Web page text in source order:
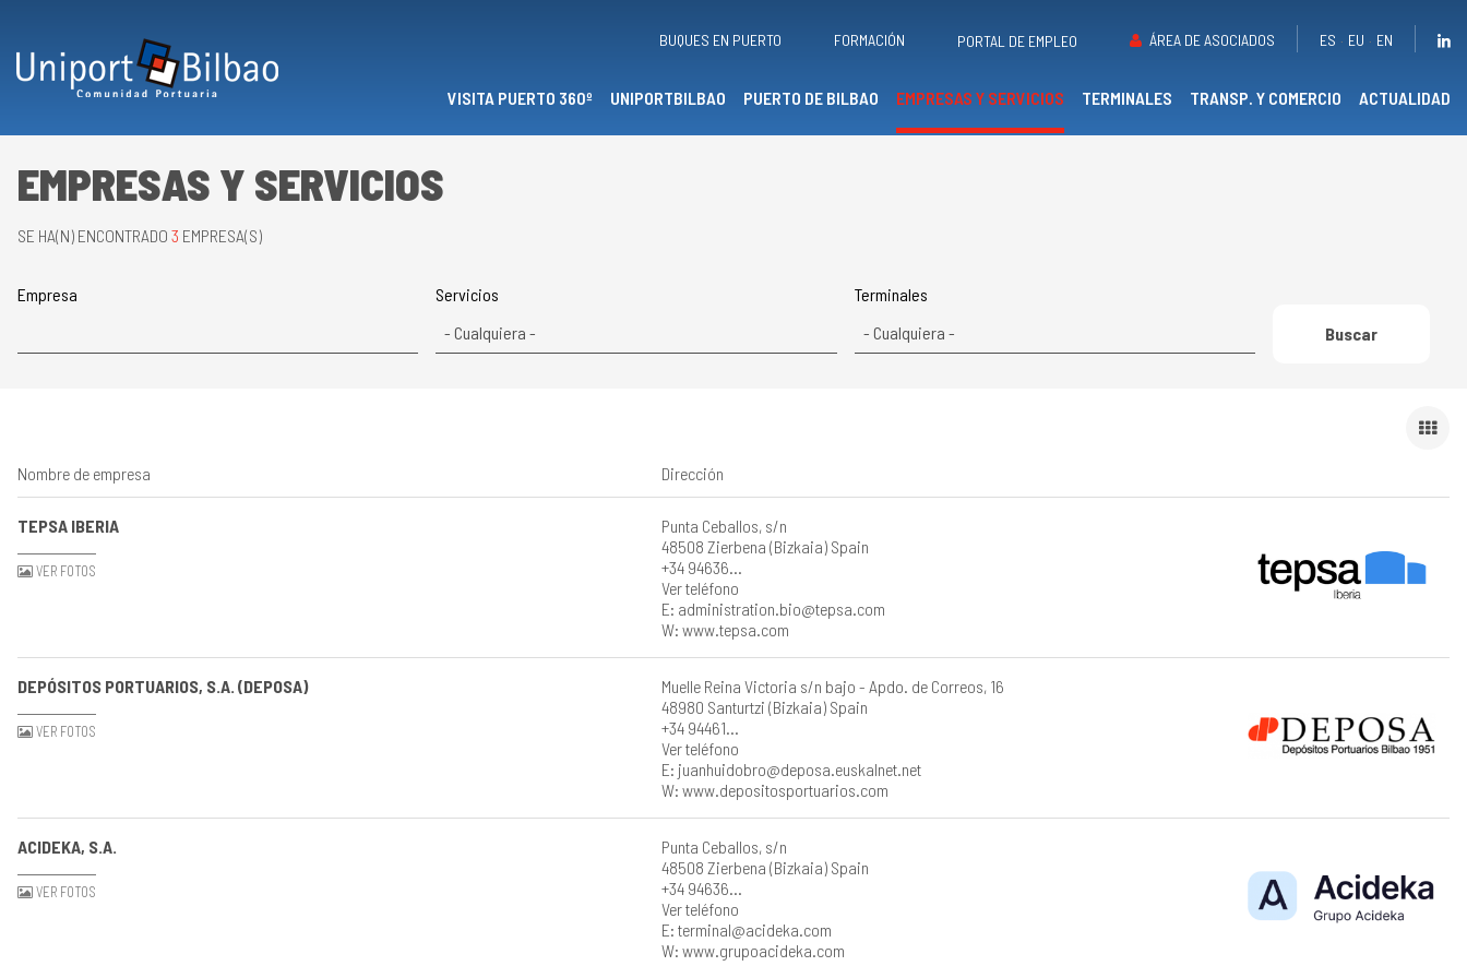
BUQUES EN PUERTO FORMACIÓN PORTAL DE EMPLEO ÁREA DE ASOCIADOS ES EU EN
VISITA PUERTO 360º UNIPORTBILBAO PUERTO DE BILBAO EMPRESAS Y SERVICIOS TERMINALES TRANSP. Y COMERCIO ACTUALIDAD
EMPRESAS Y SERVICIOS
SE HA(N) ENCONTRADO 3 EMPRESA(S)
Empresa Servicios
Terminales
Buscar
Nombre de empresa Dirección
TEPSA IBERIA
VER FOTOS
Punta Ceballos, s/n
48508 Zierbena (Bizkaia) Spain
+34 94636...
Ver teléfono
E: administration.bio@tepsa.com
W: www.tepsa.com
DEPÓSITOS PORTUARIOS, S.A. (DEPOSA)
VER FOTOS
Muelle Reina Victoria s/n bajo - Apdo. de Correos, 16
48980 Santurtzi (Bizkaia) Spain
+34 94461...
Ver teléfono
E: juanhuidobro@deposa.euskalnet.net
W: www.depositosportuarios.com
ACIDEKA, S.A.
VER FOTOS
Punta Ceballos, s/n
48508 Zierbena (Bizkaia) Spain
+34 94636...
Ver teléfono
E: terminal@acideka.com
W: www.grupoacideka.com